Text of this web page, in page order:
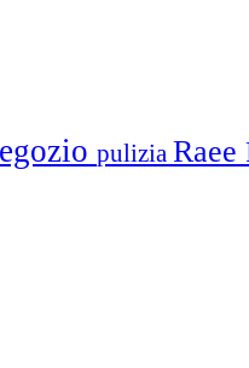
pulizia Raee